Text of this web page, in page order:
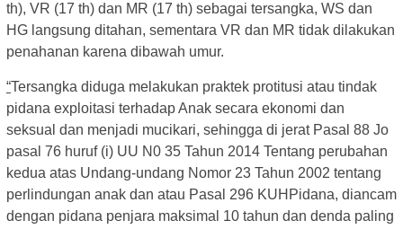
th), VR (17 th) dan MR (17 th) sebagai tersangka, WS dan
HG langsung ditahan, sementara VR dan MR tidak dilakukan
penahanan karena dibawah umur.
“Tersangka diduga melakukan praktek protitusi atau tindak
pidana exploitasi terhadap Anak secara ekonomi dan
seksual dan menjadi mucikari, sehingga di jerat Pasal 88 Jo
pasal 76 huruf (i) UU N0 35 Tahun 2014 Tentang perubahan
kedua atas Undang-undang Nomor 23 Tahun 2002 tentang
perlindungan anak dan atau Pasal 296 KUHPidana, diancam
dengan pidana penjara maksimal 10 tahun dan denda paling